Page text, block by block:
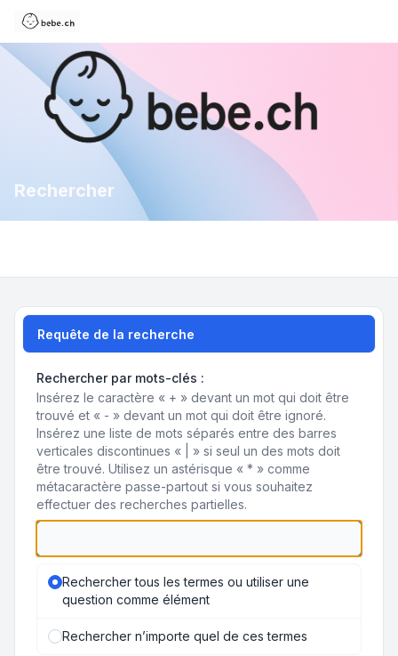
Rechercher
Requête de la recherche
Rechercher par mots-clés :
Insérez le caractère « + » devant un mot qui doit être
trouvé et « - » devant un mot qui doit être ignoré.
Insérez une liste de mots séparés entre des barres
verticales discontinues « | » si seul un des mots doit
être trouvé. Utilisez un astérisque « * » comme
métacaractère passe-partout si vous souhaitez
effectuer des recherches partielles.
Rechercher tous les termes ou utiliser une
question comme élément
Rechercher n’importe quel de ces termes